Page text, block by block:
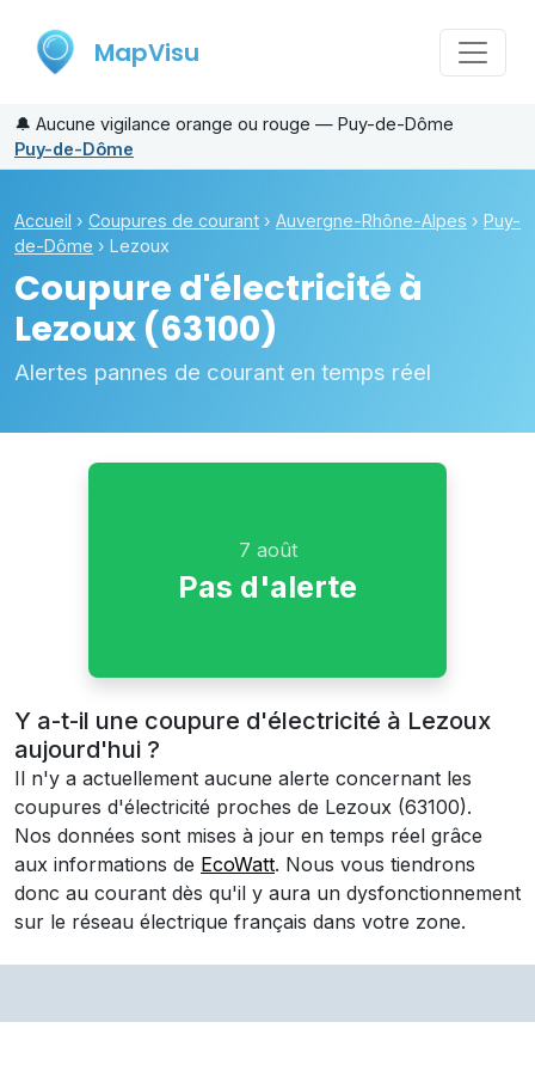
MapVisu
🔔 Aucune vigilance orange ou rouge — Puy-de-Dôme
Puy-de-Dôme
Accueil › Coupures de courant › Auvergne-Rhône-Alpes › Puy-
de-Dôme › Lezoux
Coupure d'électricité à
Lezoux (63100)
Alertes pannes de courant en temps réel
7 août
Pas d'alerte
Y a-t-il une coupure d'électricité à Lezoux
aujourd'hui ?
Il n'y a actuellement aucune alerte concernant les
coupures d'électricité proches de Lezoux (63100).
Nos données sont mises à jour en temps réel grâce
aux informations de EcoWatt. Nous vous tiendrons
donc au courant dès qu'il y aura un dysfonctionnement
sur le réseau électrique français dans votre zone.